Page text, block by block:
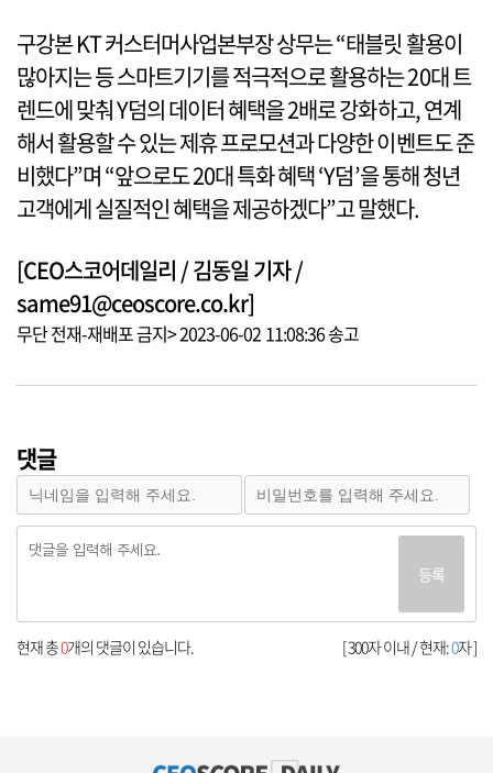
구강본 KT 커스터머사업본부장 상무는 “태블릿 활용이
많아지는 등 스마트기기를 적극적으로 활용하는 20대 트
렌드에 맞춰 Y덤의 데이터 혜택을 2배로 강화하고, 연계
해서 활용할 수 있는 제휴 프로모션과 다양한 이벤트도 준
비했다”며 “앞으로도 20대 특화 혜택 ‘Y덤’을 통해 청년
고객에게 실질적인 혜택을 제공하겠다”고 말했다.
[CEO스코어데일리 / 김동일 기자 /
same91@ceoscore.co.kr]
무단 전재-재배포 금지> 2023-06-02 11:08:36 송고
댓글
등록
[ 300자 이내 / 현재:0자 ]
현재 총0개의 댓글이 있습니다.